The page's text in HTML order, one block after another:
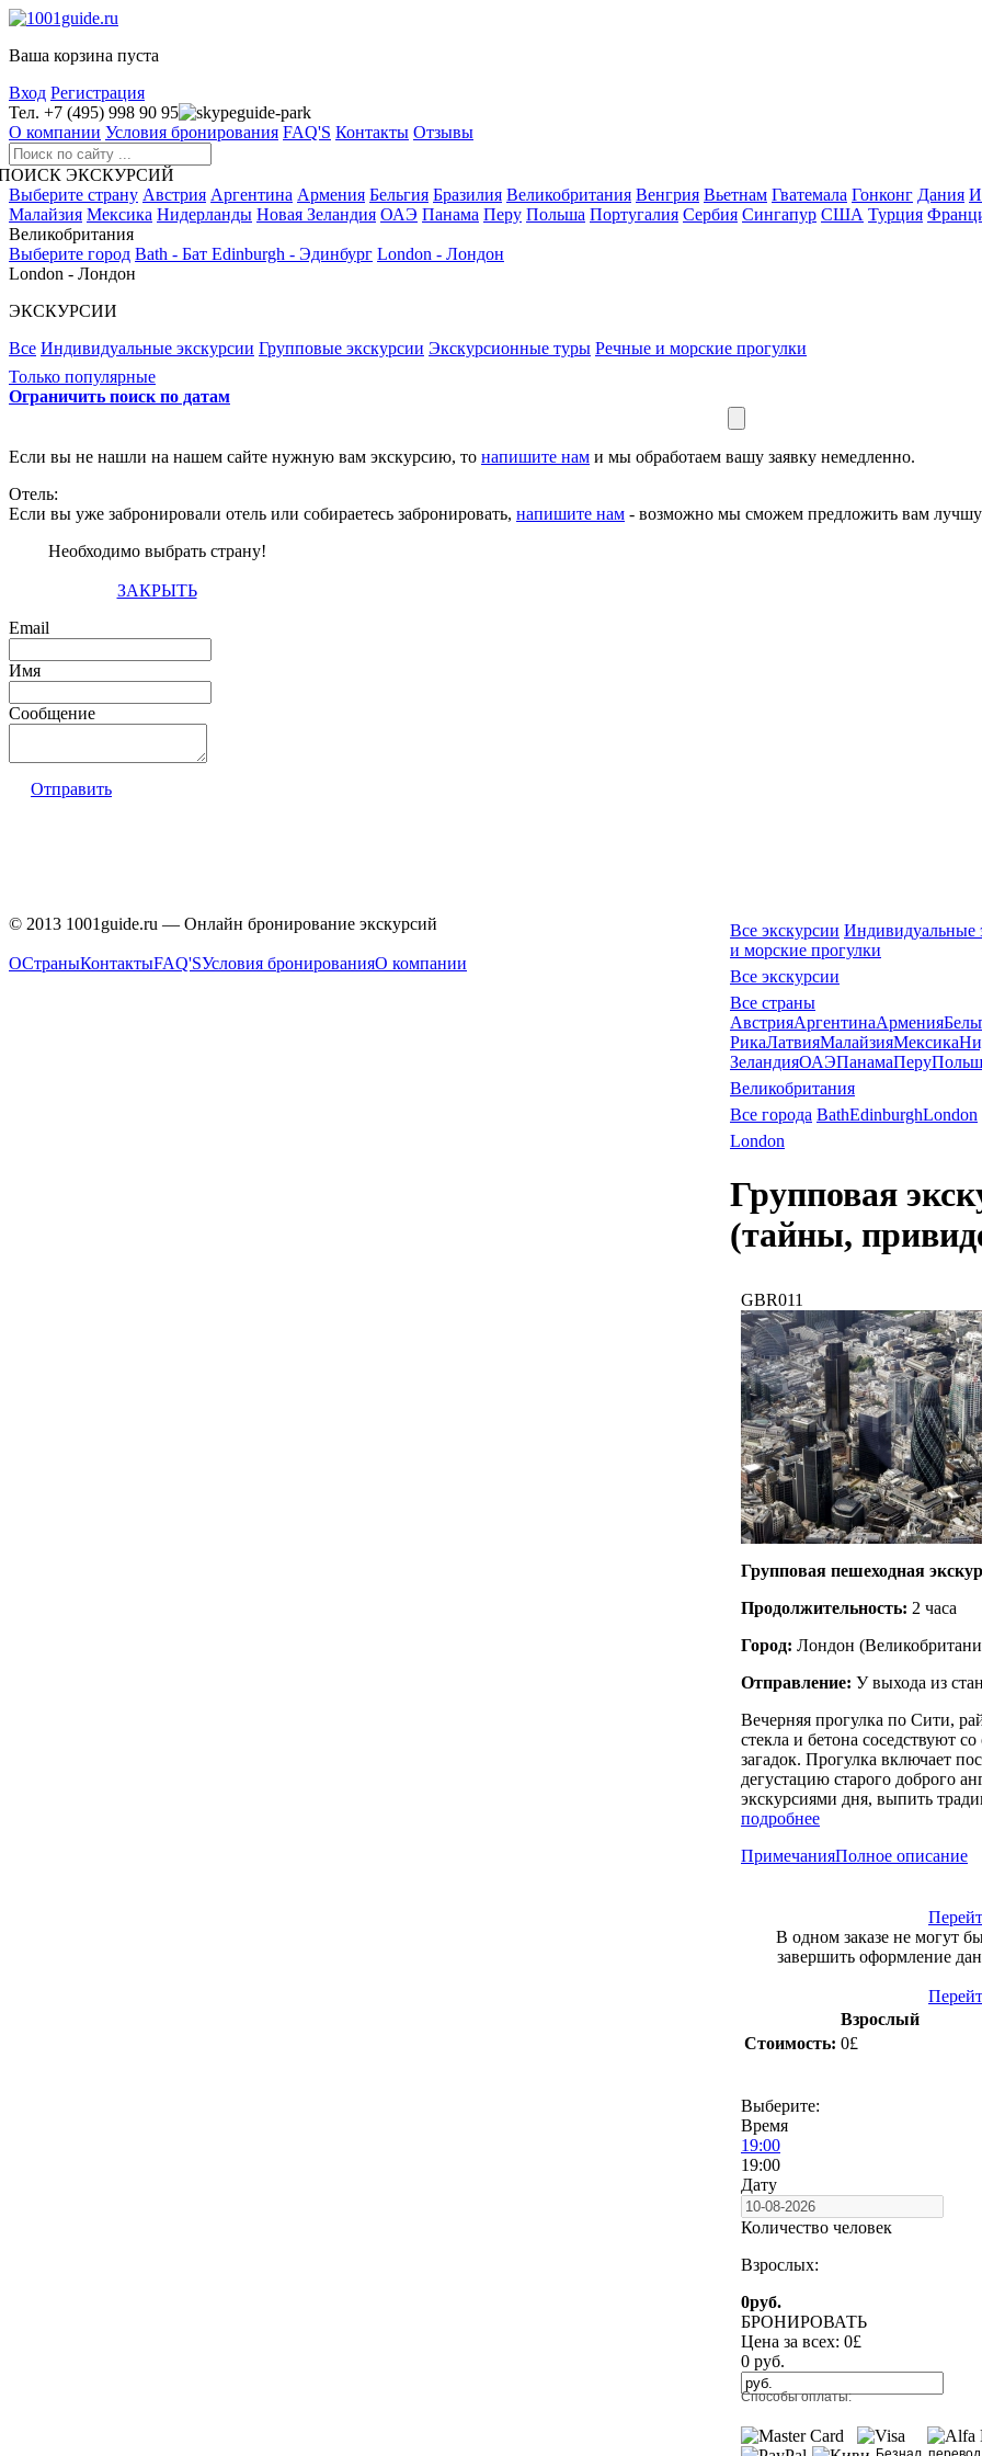
Ваша корзина пуста
Вход Регистрация
Тел. +7 (495) 998 90 95
guide-park
О компании Условия бронирования FAQ'S Контакты Отзывы
ЭКСКУРСИЙ
Выберите страну Австрия Аргентина Армения Бельгия Бразилия Великобритания Венгрия Вьетнам Гватемала Гонконг Дания
Малайзия Мексика Нидерланды Новая Зеландия ОАЭ Панама Перу Польша Португалия Сербия Сингапур США Турция
Великобритания
Выберите город Bath - Бат Edinburgh - Эдинбург London - Лондон
London - Лондон
ЭКСКУРСИИ
Все Индивидуальные экскурсии Групповые экскурсии Экскурсионные туры Речные и морские прогулки
Только популярные
Ограничить поиск по датам
Если вы не нашли на нашем сайте нужную вам экскурсию, то напишите нам и мы обработаем вашу заявку немедленно.
Отель:
Если вы уже забронировали отель или собираетесь забронировать, напишите нам - возможно мы сможем предложить вам
Необходимо выбрать страну!
ЗАКРЫТЬ
Email
Имя
Сообщение
Отправить
Все экскурсии Индивидуальные
и морские прогулки
Все экскурсии
Все страны
АвстрияАргентинаАрмения
РикаЛатвияМалайзияМексика
ЗеландияОАЭПанамаПеру
Великобритания
Все города BathEdinburghLondon
London
Групповая
(тайны,
GBR011
Групповая пешеходная
Продолжительность: 2 часа
Город: Лондон (
Отправление: У выхода из
Вечерняя прогулка по Сити,
стекла и бетона соседствуют
загадок. Прогулка включает
дегустацию старого доброго
экскурсиями дня, выпить
подробнее
ПримечанияПолное описание
В одном заказе не могут
завершить оформление
Взрослый
Стоимость: 0£
Выберите:
Время
19:00
19:00
Дату
Количество человек
Взрослых:
0руб.
БРОНИРОВАТЬ
Цена за всех: 0£
0 руб.
Способы оплаты:
© 2013 1001guide.ru — Онлайн бронирование экскурсий
ОСтраныКонтактыFAQ'SУсловия бронированияО компании